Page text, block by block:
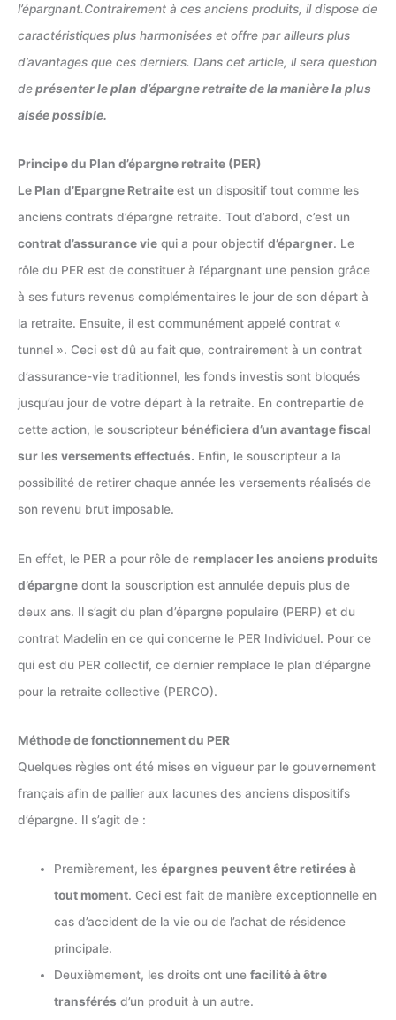
l’épargnant.Contrairement à ces anciens produits, il dispose de
caractéristiques plus harmonisées et offre par ailleurs plus
d’avantages que ces derniers. Dans cet article, il sera question
deprésenter le plan d’épargne retraite de la manière la plus
aisée possible.
Principe du Plan d’épargne retraite (PER)
Le Plan d’Epargne Retraiteest un dispositif tout comme les
anciens contrats d’épargne retraite. Tout d’abord, c’est un
contrat d’assurance vie qui a pour objectif d’épargner. Le
rôle du PER est de constituer à l’épargnant une pension grâce
à ses futurs revenus complémentaires le jour de son départ à
la retraite. Ensuite, il est communément appelé contrat «
tunnel ». Ceci est dû au fait que, contrairement à un contrat
d’assurance-vie traditionnel, les fonds investis sont bloqués
jusqu’au jour de votre départ à la retraite. En contrepartie de
cette action, le souscripteur bénéficiera d’un avantage fiscal
sur les versements effectués. Enfin, le souscripteur a la
possibilité de retirer chaque année les versements réalisés de
son revenu brut imposable.
En effet, le PER a pour rôle de remplacer les anciens produits
d’épargne dont la souscription est annulée depuis plus de
deux ans. Il s’agit du plan d’épargne populaire (PERP) et du
contrat Madelin en ce qui concerne le PER Individuel. Pour ce
qui est du PER collectif, ce dernier remplace le plan d’épargne
pour la retraite collective (PERCO).
Méthode de fonctionnement du PER
Quelques règles ont été mises en vigueur par le gouvernement
français afin de pallier aux lacunes des anciens dispositifs
d’épargne. Il s’agit de :
Premièrement, lesépargnes peuvent être retirées à
tout moment. Ceci est fait de manière exceptionnelle en
cas d’accident de la vie ou de l’achat de résidence
principale.
Deuxièmement, les droits ont unefacilité à être
transférés d’un produit à un autre.